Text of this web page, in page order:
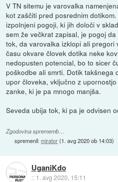
V TN sitemu je varovalka
kot zaščiti pred posrednim
izpolnjeni pogoji, ki jih določi v
sem že večkrat zapisal, je pogoj
tok, da varovalka izklopi ali
času okvare človek dotika neke
nedopusten potencial, bo to sicer
poškodbe ali smrti. Dotik takšnega
upor človeka, vključno z
zanke, ki je pa mnogo manjša.
Seveda ubija tok, ki pa je odvisen
Zgodovina sprememb…
spremenil:mirator(1. avg 2020 ob 14:03)
UganiKdo
:: 1. avg 2020, 15:11